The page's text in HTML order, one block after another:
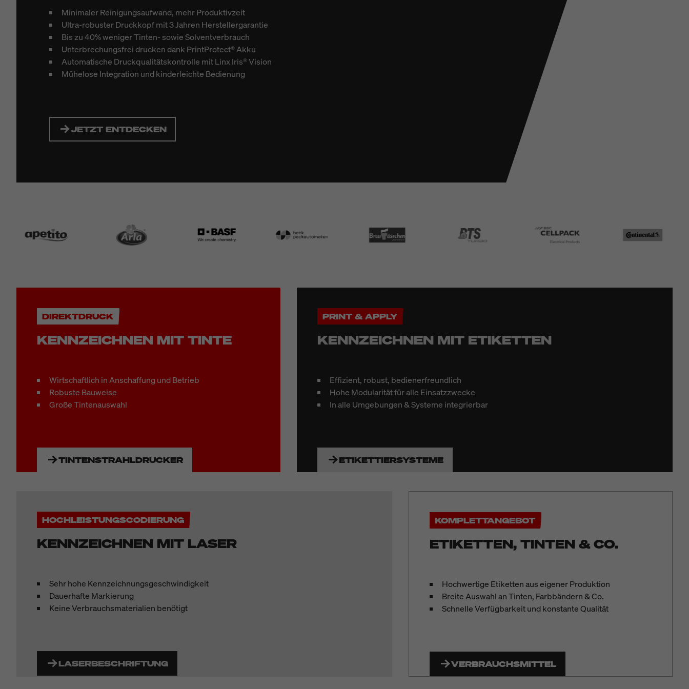
Minimaler Reinigungsaufwand, mehr Produktivzeit
Ultra-robuster Druckkopf mit 3 Jahren Herstellergarantie
Bis zu 40% weniger Tinten- sowie Solventverbrauch
Unterbrechungsfrei drucken dank PrintProtect® Akku
Automatische Druckqualitätskontrolle mit Linx Iris® Vision
Mühelose Integration und kinderleichte Bedienung
JETZT ENTDECKEN
DIREKTDRUCK
KENNZEICHNEN MIT TINTE
Wirtschaftlich in Anschaffung und Betrieb
Robuste Bauweise
Große Tintenauswahl
TINTENSTRAHLDRUCKER
PRINT & APPLY
KENNZEICHNEN MIT ETIKETTEN
Effizient, robust, bedienerfreundlich
Hohe Modularität für alle Einsatzzwecke
In alle Umgebungen & Systeme integrierbar
ETIKETTIERSYSTEME
HOCHLEISTUNGSCODIERUNG
KENNZEICHNEN MIT LASER
Sehr hohe Kennzeichnungsgeschwindigkeit
Dauerhafte Markierung
Keine Verbrauchsmaterialien benötigt
LASERBESCHRIFTUNG
KOMPLETTANGEBOT
ETIKETTEN, TINTEN & CO.
Hochwertige Etiketten aus eigener Produktion
Breite Auswahl an Tinten, Farbbändern & Co.
Schnelle Verfügbarkeit und konstante Qualität
VERBRAUCHSMITTEL